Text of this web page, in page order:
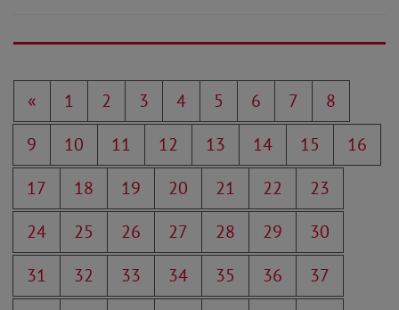
« 1 2 3 4 5 6 7
8
9
10 11 12 13 14 15
16
17
18 19 20 21 22
23
24
25 26 27 28 29
30
31
32 33 34 35 36
37